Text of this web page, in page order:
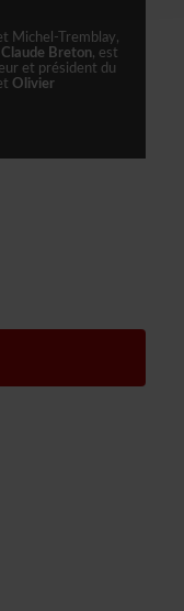
Tremblay,
ClaudeBreton,est
Olivier